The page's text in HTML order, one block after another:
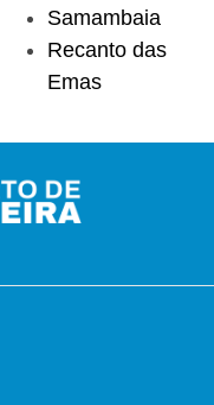
Samambaia
Recanto das
Emas